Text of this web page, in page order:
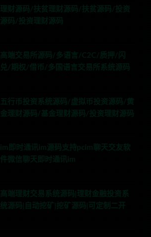
理财源码/扶贫理财源码/扶贫源码/投资
源码/投资理财源码
高端交易所源码/多语言/C2C/质押/闪
兑/期权/借币/多国语言交易所系统源码
五行币投资系统源码/虚拟币投资源码/黄
金理财源码/基金理财源码/投资理财源码
im即时通讯im源码支持pcim聊天交友软
件微信聊天即时通讯im
高端理财交易系统源码|理财金融投资系
统源码|自动挖矿|挖矿源码|可定制二开